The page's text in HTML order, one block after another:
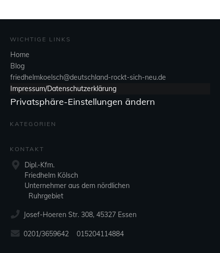
WICHTIGE LINKS
Home
Blog
friedhelmkoelsch@deutschland-rockt-sich-neu.de
Impressum/Datenschutzerklärung
Privatsphäre-Einstellungen ändern
KATEGORIEN
KONTAKT
Dipl.-Kfm.
Friedhelm Kölsch
Unternehmer aus dem nördlichen
Ruhrgebiet
Josef-Hoeren Str. 308, 45327 Essen
0201/3659642 015204114884